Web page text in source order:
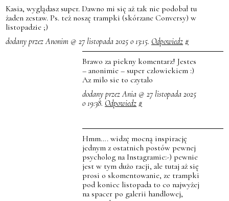
Kasia, wyglądasz super. Dawno mi się aż tak nie podobał tu
żaden zestaw. Ps. też noszę trampki (skórzane Conversy) w
listopadzie ;)
dodany przez Anonim @ 27 listopada 2025 o 13:15. Odpowiedz #
Brawo za piekny komentarz! Jestes
– anonimie – super czlowiekiem :)
Az milo sie to czytalo
dodany przez Ania @ 27 listopada 2025
o 19:38. Odpowiedz #
Hmm…. widzę mocną inspirację
jednym z ostatnich postów pewnej
psycholog na Instagramie:-) pewnie
jest w tym dużo racji, ale tutaj aż się
prosi o skomentowanie, ze trampki
pod koniec listopada to co najwyżej
na spacer po galerii handlowej,